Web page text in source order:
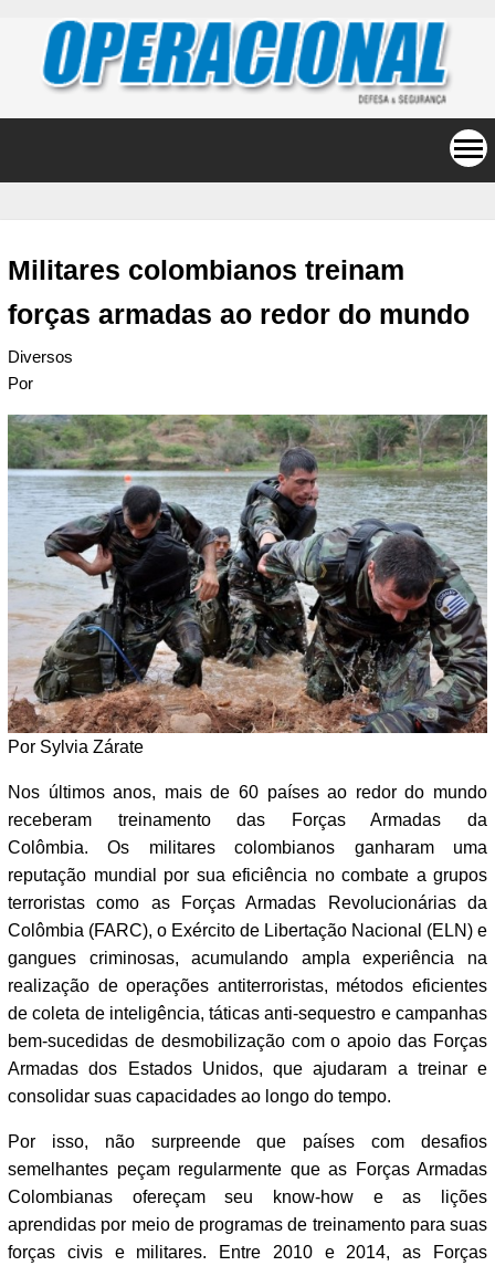
Militares colombianos treinam
forças armadas ao redor do mundo
Diversos
Por
Por Sylvia Zárate
Nos últimos anos, mais de 60 países ao redor do mundo
receberam treinamento das Forças Armadas da
Colômbia. Os militares colombianos ganharam uma
reputação mundial por sua eficiência no combate a grupos
terroristas como as Forças Armadas Revolucionárias da
Colômbia (FARC), o Exército de Libertação Nacional (ELN) e
gangues criminosas, acumulando ampla experiência na
realização de operações antiterroristas, métodos eficientes
de coleta de inteligência, táticas anti-sequestro e campanhas
bem-sucedidas de desmobilização com o apoio das Forças
Armadas dos Estados Unidos, que ajudaram a treinar e
consolidar suas capacidades ao longo do tempo.
Por isso, não surpreende que países com desafios
semelhantes peçam regularmente que as Forças Armadas
Colombianas ofereçam seu know-how e as lições
aprendidas por meio de programas de treinamento para suas
forças civis e militares. Entre 2010 e 2014, as Forças